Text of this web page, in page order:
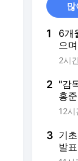
많
1
6개
으
하
2시
2 "감
홍
뒤
12시
3 기
발
적극